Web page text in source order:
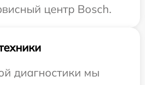
центр Bosch.
диагностики мы